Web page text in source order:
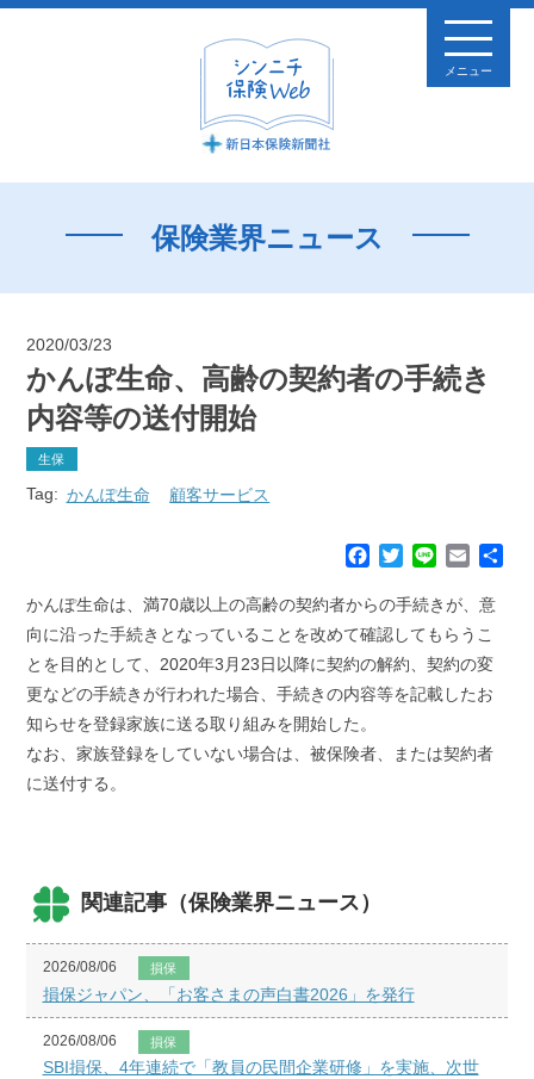
メニュー
保険業界ニュース
2020/03/23
かんぽ生命、高齢の契約者の手続き
内容等の送付開始
生保
Tag: かんぽ生命 顧客サービス
c
e
o
o
T
i
e
r
n
e
E
a
i
かんぽ生命は、満70歳以上の高齢の契約者からの手続きが、意
向に沿った手続きとなっていることを改めて確認してもらうこ
とを目的として、2020年3月23日以降に契約の解約、契約の変
更などの手続きが行われた場合、手続きの内容等を記載したお
知らせを登録家族に送る取り組みを開始した。
なお、家族登録をしていない場合は、被保険者、または契約者
に送付する。
関連記事（保険業界ニュース）
2026/08/06 損保
損保ジャパン、「お客さまの声白書2026」を発行
2026/08/06 損保
SBI損保、4年連続で「教員の民間企業研修」を実施、次世